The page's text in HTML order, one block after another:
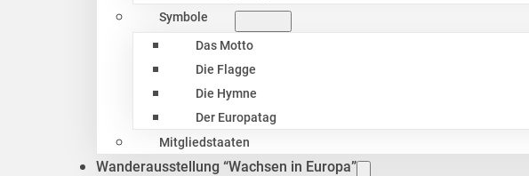
Symbole
Das Motto
Die Flagge
Die Hymne
Der Europatag
Mitgliedstaaten
Wanderausstellung “Wachsen in Europa”